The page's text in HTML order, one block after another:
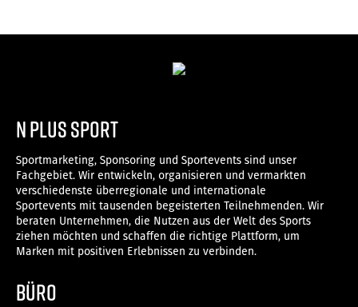
n plus sport
Sportmarketing, Sponsoring und Sportevents sind unser
Fachgebiet. Wir entwickeln, organisieren und vermarkten
verschiedenste überregionale und internationale
Sportevents mit tausenden begeisterten Teilnehmenden. Wir
beraten Unternehmen, die Nutzen aus der Welt des Sports
ziehen möchten und schaffen die richtige Plattform, um
Marken mit positiven Erlebnissen zu verbinden.
Büro